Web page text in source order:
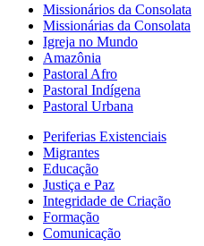
Missionários da Consolata
Missionárias da Consolata
Igreja no Mundo
Amazônia
Pastoral Afro
Pastoral Indígena
Pastoral Urbana
Periferias Existenciais
Migrantes
Educação
Justiça e Paz
Integridade de Criação
Formação
Comunicação